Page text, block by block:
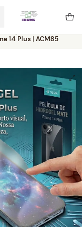
14 Plus | ACM85